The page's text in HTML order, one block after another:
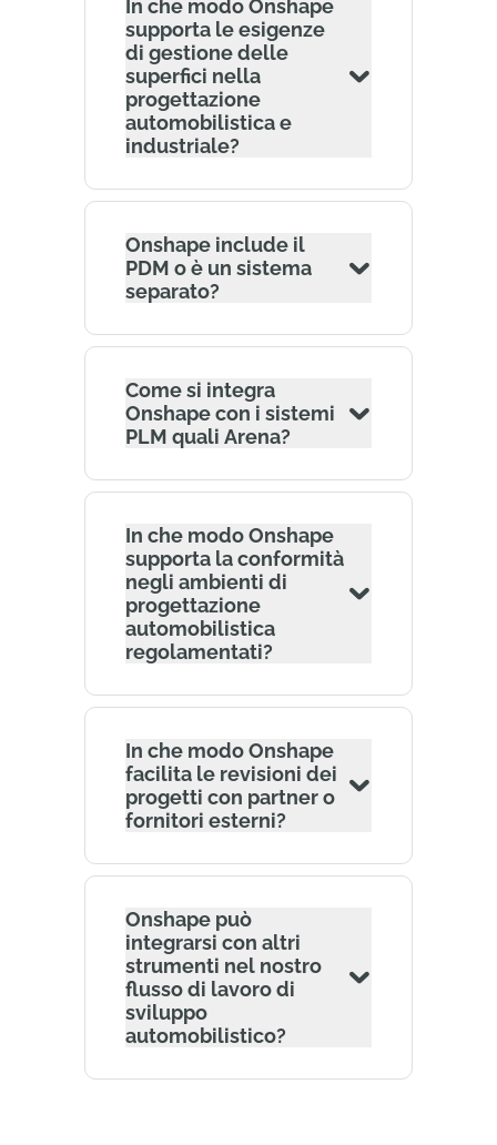
In che modo Onshape
supporta le esigenze
di gestione delle
superfici nella
progettazione
automobilistica e
industriale?
Onshape include il
PDM o è un sistema
separato?
Come si integra
Onshape con i sistemi
PLM quali Arena?
In che modo Onshape
supporta la conformità
negli ambienti di
progettazione
automobilistica
regolamentati?
In che modo Onshape
facilita le revisioni dei
progetti con partner o
fornitori esterni?
Onshape può
integrarsi con altri
strumenti nel nostro
flusso di lavoro di
sviluppo
automobilistico?